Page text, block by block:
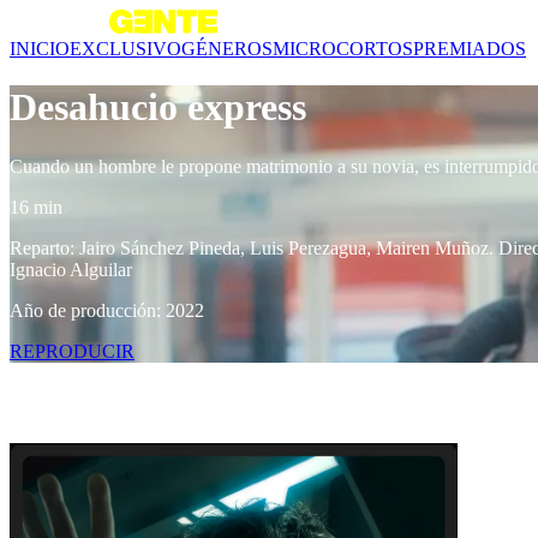
INICIOEXCLUSIVOGÉNEROSMICROCORTOSPREMIADOS
Desahucio express
Cuando un hombre le propone matrimonio a su novia, es
16 min
Reparto: Jairo Sánchez Pineda, Luis Perezagua, Mairen Muñoz.
Ignacio Alguilar
Año de producción: 2022
REPRODUCIR